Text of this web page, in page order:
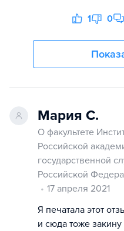
1 0
Мария С.
О факультете
Российской
государственной
Российской
17 апреля 2021
Я печатала этот
и сюда тоже